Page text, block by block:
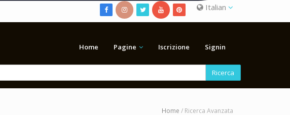
Italian
Home Pagine Iscrizione Signin
Ricerca
Home / Ricerca Avanzata